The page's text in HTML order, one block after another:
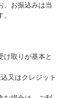
、お振込みは当
け取りが基本と
又はクレジット